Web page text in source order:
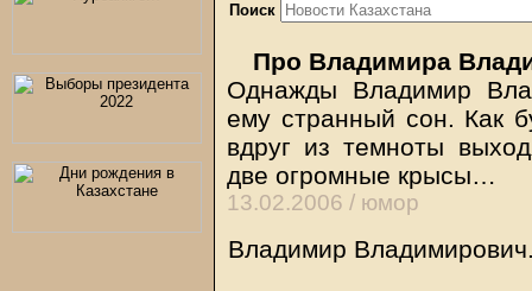
Поиск
Про Владимира
Однажды Владимир
ему странный сон. Как
вдруг из темноты
две огромные крысы…
13.02.2006 / юмор
Владимир